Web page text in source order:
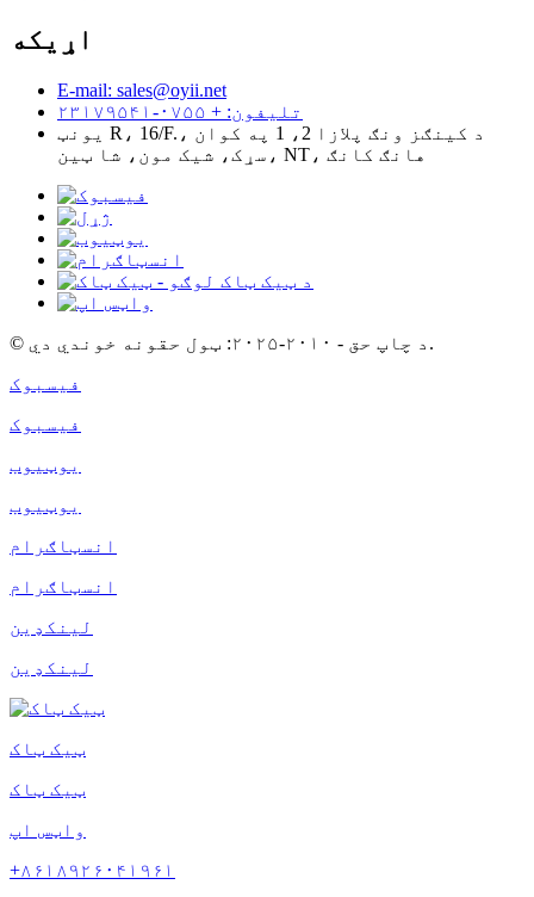
اړیکه
E-mail: sales@oyii.net
تلیفون: + ۰۷۵۵-۲۳۱۷۹۵۴۱
یونټ R، 16/F.، د کینګز ونګ پلازا 2، 1 په کوان
سړک، شیک مون، شا ټین، NT، هانګ کانګ
© د چاپ حق - ۲۰۱۰-۲۰۲۵: ټول حقونه خوندي دي.
فیسبوک
فیسبوک
یوټیوب
یوټیوب
انسټاګرام
انسټاګرام
لینکډین
لینکډین
ټیک ټاک
ټیک ټاک
واټس اپ
+۸۶۱۸۹۲۶۰۴۱۹۶۱